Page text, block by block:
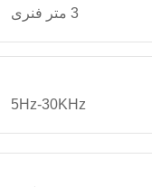
3 متر فنری
5Hz-30KHz